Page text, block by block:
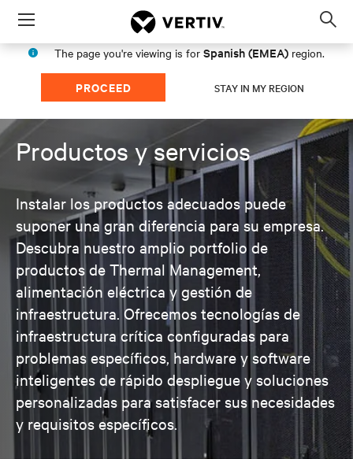
Menu
The page you're viewing is for Spanish (EMEA) region.
PROCEED STAY IN MY REGION
Productos y servicios
Instalar los productos adecuados puede
suponer una gran diferencia para su empresa.
Descubra nuestro amplio portfolio de
productos de Thermal Management,
alimentación eléctrica y gestión de
infraestructura. Ofrecemos tecnologías de
infraestructura crítica configuradas para
problemas específicos, hardware y software
inteligentes de rápido despliegue y soluciones
personalizadas para satisfacer sus necesidades
y requisitos específicos.